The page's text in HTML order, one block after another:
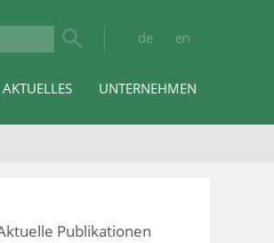
de en
AKTUELLES UNTERNEHMEN
Publikationen